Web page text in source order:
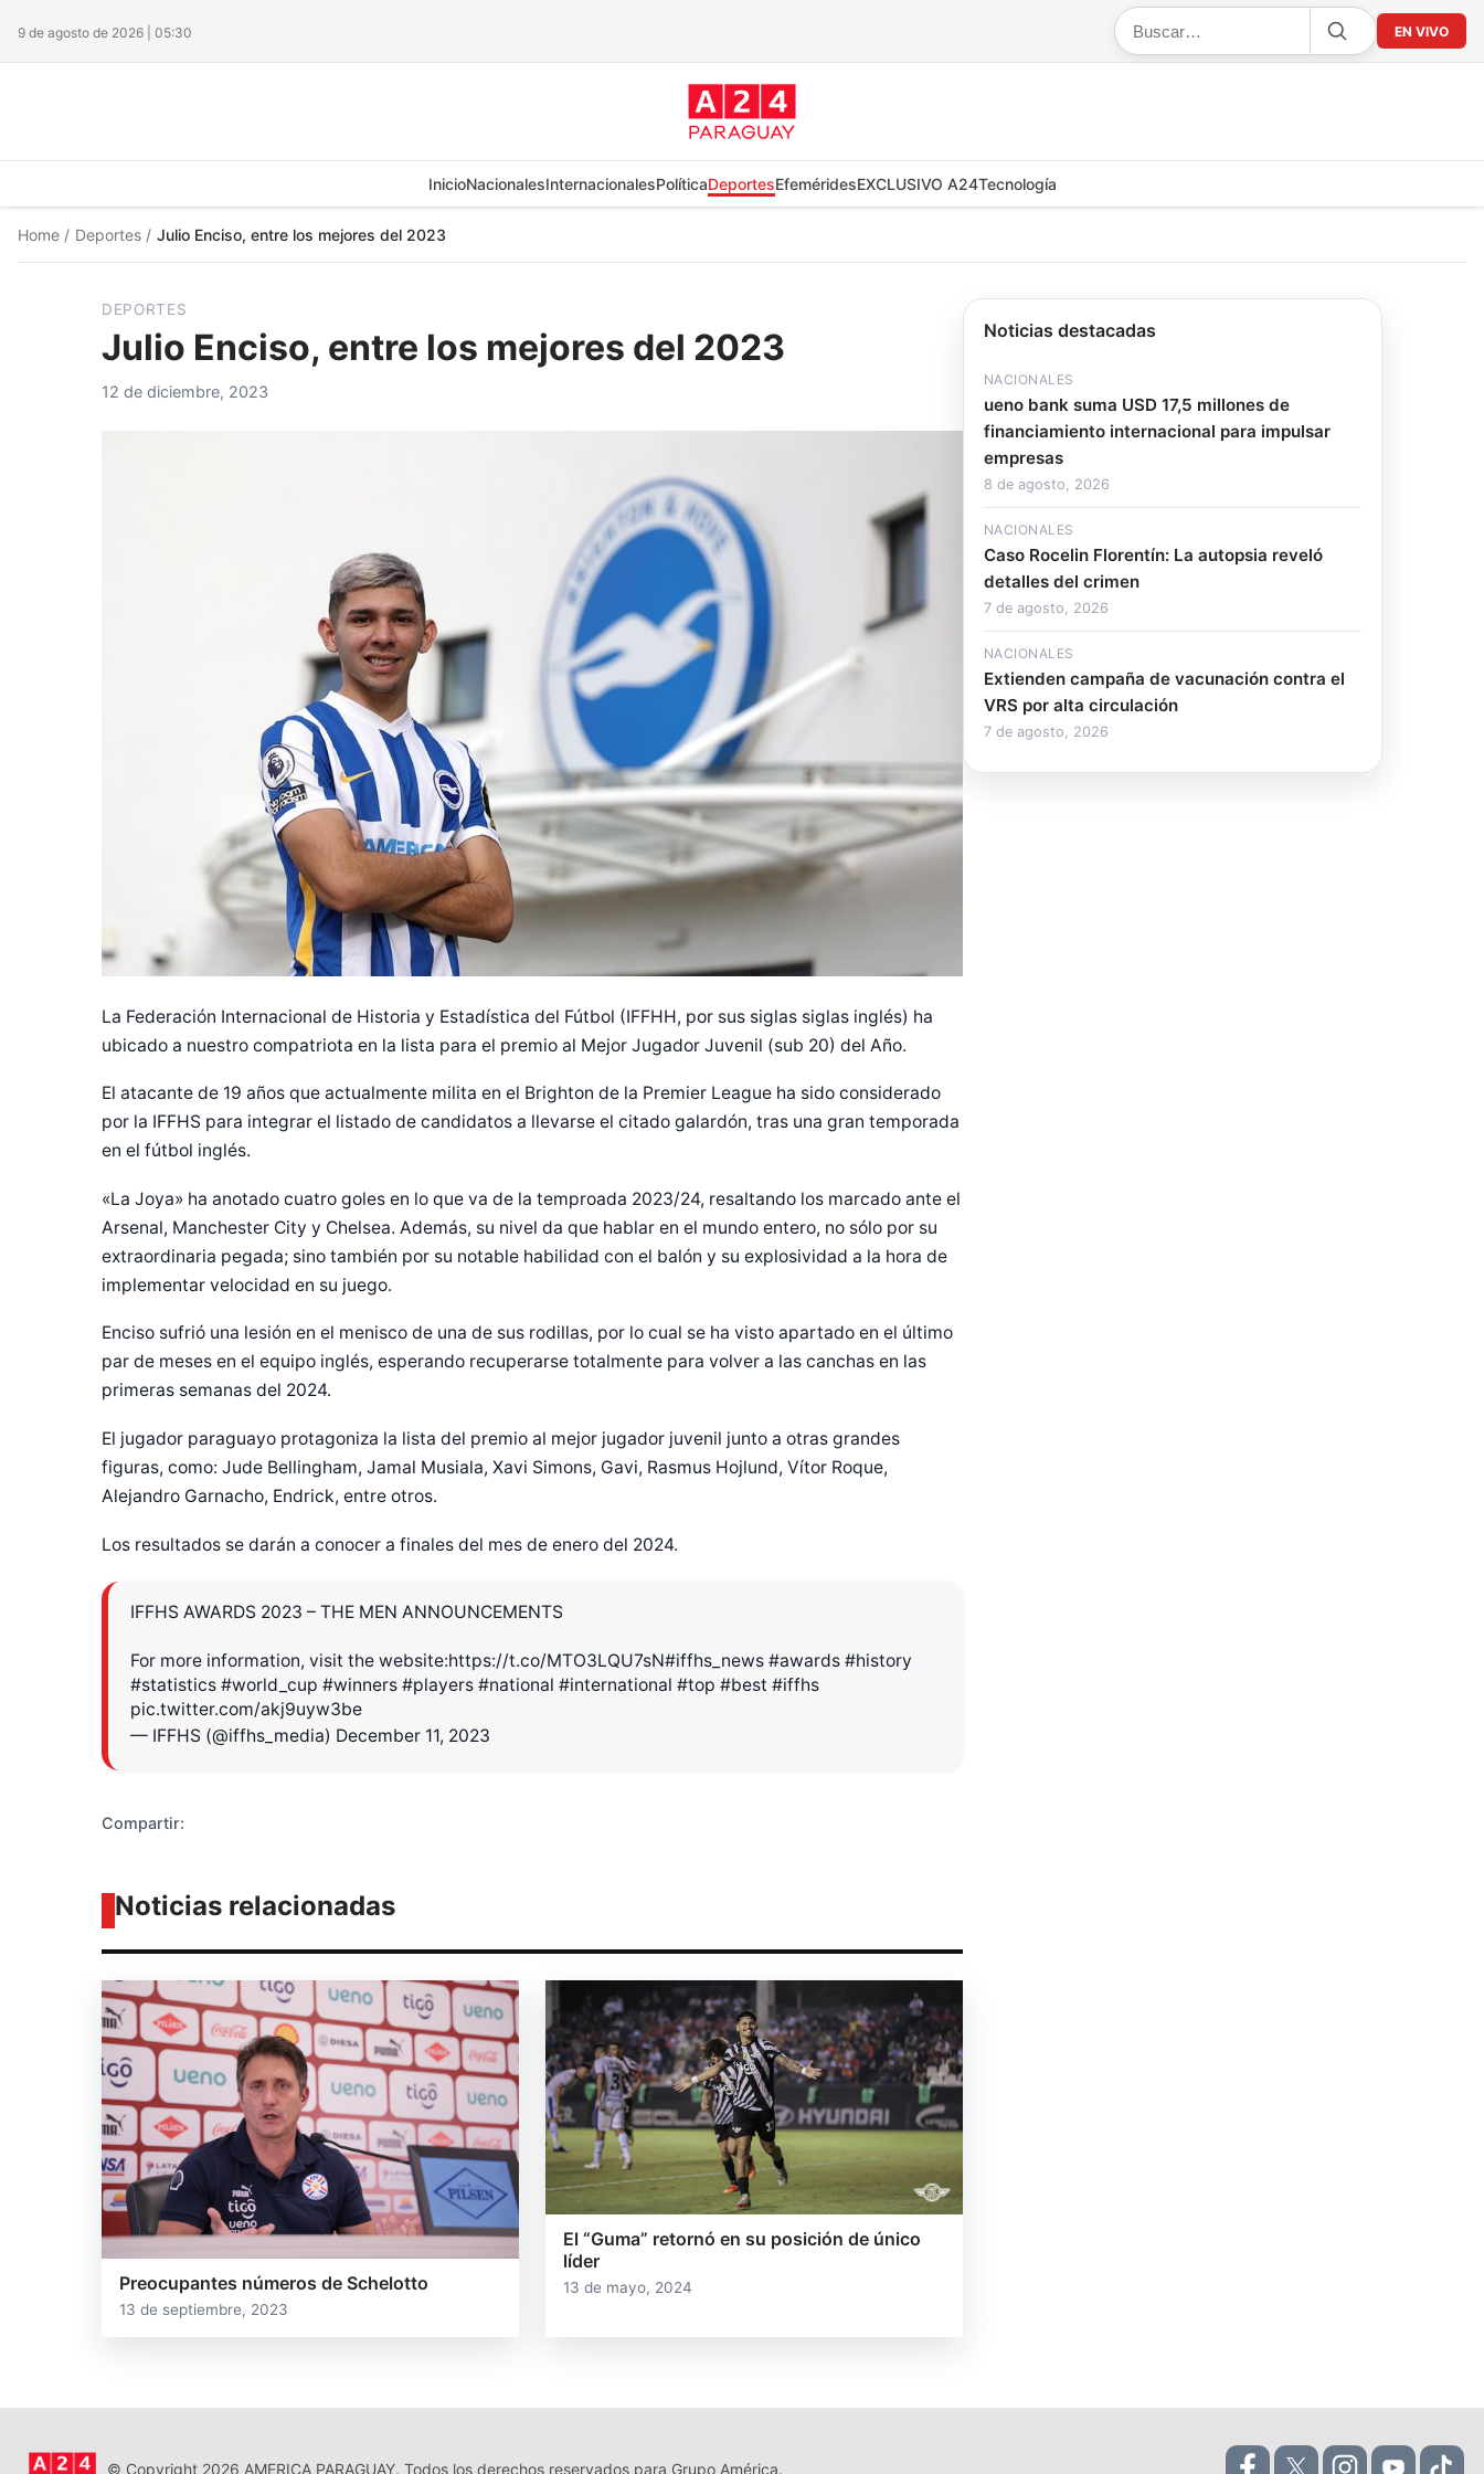
9 de agosto de 2026 | 05:30 EN VIVO
InicioNacionalesInternacionalesPolíticaDeportesEfeméridesEXCLUSIVO A24Tecnología
Home / Deportes / Julio Enciso, entre los mejores del 2023
DEPORTES
Julio Enciso, entre los mejores del 2023
12 de diciembre, 2023
La Federación Internacional de Historia y Estadística del Fútbol (IFFHH, por sus siglas siglas inglés) ha
ubicado a nuestro compatriota en la lista para el premio al Mejor Jugador Juvenil (sub 20) del Año.
El atacante de 19 años que actualmente milita en el Brighton de la Premier League ha sido considerado
por la IFFHS para integrar el listado de candidatos a llevarse el citado galardón, tras una gran temporada
en el fútbol inglés.
«La Joya» ha anotado cuatro goles en lo que va de la temproada 2023/24, resaltando los marcado ante el
Arsenal, Manchester City y Chelsea. Además, su nivel da que hablar en el mundo entero, no sólo por su
extraordinaria pegada; sino también por su notable habilidad con el balón y su explosividad a la hora de
implementar velocidad en su juego.
Enciso sufrió una lesión en el menisco de una de sus rodillas, por lo cual se ha visto apartado en el último
par de meses en el equipo inglés, esperando recuperarse totalmente para volver a las canchas en las
primeras semanas del 2024.
El jugador paraguayo protagoniza la lista del premio al mejor jugador juvenil junto a otras grandes
figuras, como: Jude Bellingham, Jamal Musiala, Xavi Simons, Gavi, Rasmus Hojlund, Vítor Roque,
Alejandro Garnacho, Endrick, entre otros.
Los resultados se darán a conocer a finales del mes de enero del 2024.
IFFHS AWARDS 2023 – THE MEN ANNOUNCEMENTS
For more information, visit the website:https://t.co/MTO3LQU7sN#iffhs_news #awards #history
#statistics #world_cup #winners #players #national #international #top #best #iffhs
pic.twitter.com/akj9uyw3be
— IFFHS (@iffhs_media) December 11, 2023
Compartir:
Noticias relacionadas
Preocupantes números de Schelotto
13 de septiembre, 2023
El “Guma” retornó en su posición de único
líder
13 de mayo, 2024
Noticias destacadas
NACIONALES
ueno bank suma USD 17,5 millones de
financiamiento internacional para impulsar
empresas
8 de agosto, 2026
NACIONALES
Caso Rocelin Florentín: La autopsia reveló
detalles del crimen
7 de agosto, 2026
NACIONALES
Extienden campaña de vacunación contra el
VRS por alta circulación
7 de agosto, 2026
© Copyright 2026 AMERICA PARAGUAY. Todos los derechos reservados para Grupo América.